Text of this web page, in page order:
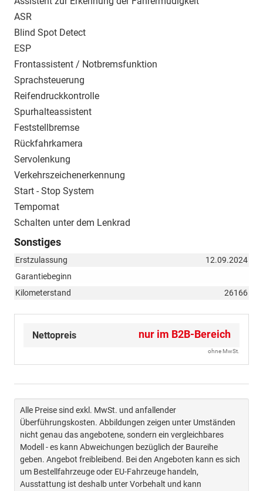
ASR
Blind Spot Detect
ESP
Frontassistent / Notbremsfunktion
Sprachsteuerung
Reifendruckkontrolle
Spurhalteassistent
Feststellbremse
Rückfahrkamera
Servolenkung
Verkehrszeichenerkennung
Start - Stop System
Tempomat
Schalten unter dem Lenkrad
Sonstiges
Erstzulassung
12.09.2024
Garantiebeginn
Kilometerstand
26166
Nettopreis nur im B2B-Bereich
ohne MwSt.
Alle Preise sind exkl. MwSt. und anfallender
Überführungskosten. Abbildungen zeigen unter Umständen
nicht genau das angebotene, sondern ein vergleichbares
Modell - es kann Abweichungen bezüglich der Baureihe
geben. Angebot freibleibend. Bei den Angeboten kann es sich
um Bestellfahrzeuge oder EU-Fahrzeuge handeln,
Ausstattung ist deshalb unter Vorbehalt und kann